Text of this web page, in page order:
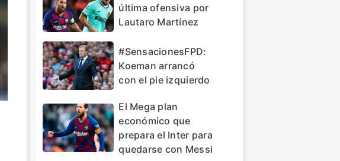
última ofensiva por
Lautaro Martínez
#SensacionesFPD:
Koeman arrancó
con el pie izquierdo
El Mega plan
económico que
prepara el Inter para
quedarse con Messi